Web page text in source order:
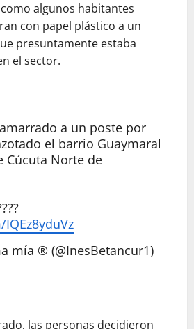
algunos habitantes
con papel plástico a un
presuntamente estaba
el sector.
a un poste por
el barrio Guaymaral
Cúcuta Norte de
mía ®️ (@InesBetancur1)
las personas decidieron